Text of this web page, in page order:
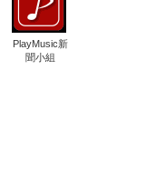
PlayMusic新
聞小組